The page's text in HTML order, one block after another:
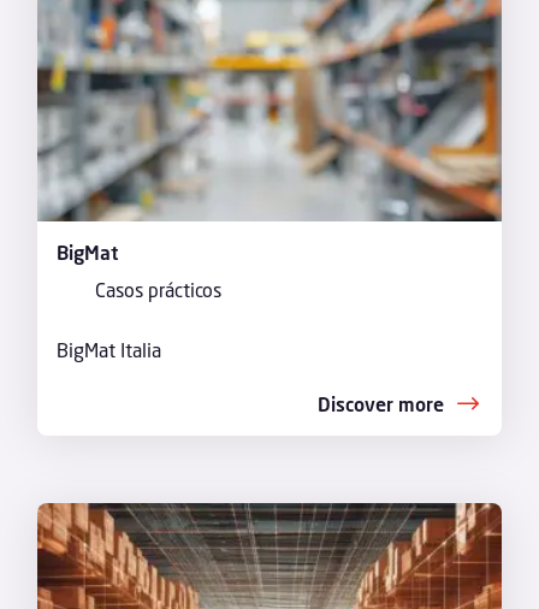
BigMat
Casos prácticos
BigMat Italia
Discover more